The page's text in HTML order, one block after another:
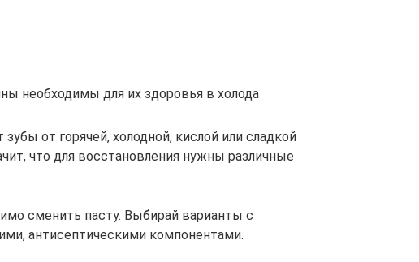
необходимы для их здоровья в холода
зубы от горячей, холодной, кислой или сладкой
что для восстановления нужны различные
сменить пасту. Выбирай варианты с
антисептическими компонентами.